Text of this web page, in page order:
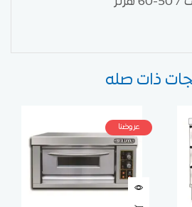
ذات صله
عروضنا